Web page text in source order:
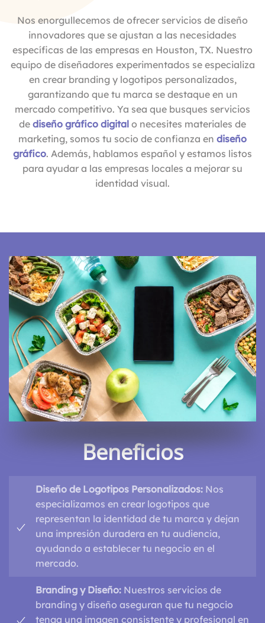
Nos enorgullecemos de ofrecer servicios de diseño
innovadores que se ajustan a las necesidades
específicas de las empresas en Houston, TX. Nuestro
equipo de diseñadores experimentados se especializa
en crear branding y logotipos personalizados,
garantizando que tu marca se destaque en un
mercado competitivo. Ya sea que busques servicios
de diseño gráfico digital o necesites materiales de
marketing, somos tu socio de confianza en diseño
gráfico. Además, hablamos español y estamos listos
para ayudar a las empresas locales a mejorar su
identidad visual.
Beneficios
Diseño de Logotipos Personalizados: Nos
especializamos en crear logotipos que
representan la identidad de tu marca y dejan
una impresión duradera en tu audiencia,
ayudando a establecer tu negocio en el
mercado.
Branding y Diseño: Nuestros servicios de
branding y diseño aseguran que tu negocio
tenga una imagen consistente y profesional en